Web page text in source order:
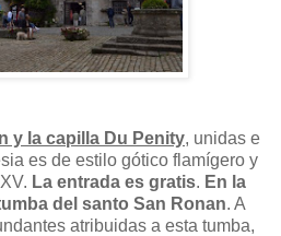
y la capilla Du Penity, unidas e
es de estilo gótico flamígero y
La entrada es gratis. En la
del santo San Ronan. A
atribuidas a esta tumba,